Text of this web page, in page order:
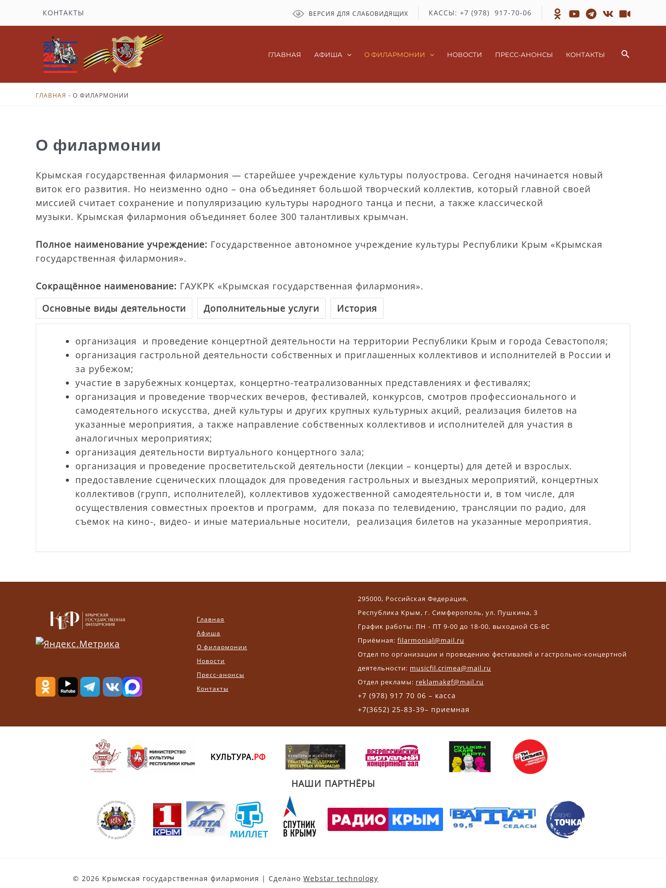
содержимому
КОНТАКТЫ ВЕРСИЯ ДЛЯ СЛАБОВИДЯЩИХ КАССЫ: +7 (978) 917-70-06
ГЛАВНАЯ АФИША О ФИЛАРМОНИИ НОВОСТИ ПРЕСС-АНОНСЫ КОНТАКТЫ Поиск
ГЛАВНАЯ - О ФИЛАРМОНИИ
О филармонии
Крымская государственная филармония — старейшее учреждение культуры полуострова. Сегодня начинается новый
виток его развития. Но неизменно одно – она объединяет большой творческий коллектив, который главной своей
миссией считает сохранение и популяризацию культуры народного танца и песни, а также классической
музыки. Крымская филармония объединяет более 300 талантливых крымчан.
Полное наименование учреждение: Государственное автономное учреждение культуры Республики Крым «Крымская
государственная филармония».
Сокращённое наименование: ГАУКРК «Крымская государственная филармония».
Основные виды деятельности
Дополнительные услуги История
организация и проведение концертной деятельности на территории Республики Крым и города Севастополя;
организация гастрольной деятельности собственных и приглашенных коллективов и исполнителей в России и
за рубежом;
участие в зарубежных концертах, концертно-театрализованных представлениях и фестивалях;
организация и проведение творческих вечеров, фестивалей, конкурсов, смотров профессионального и
самодеятельного искусства, дней культуры и других крупных культурных акций, реализация билетов на
указанные мероприятия, а также направление собственных коллективов и исполнителей для участия в
аналогичных мероприятиях;
организация деятельности виртуального концертного зала;
организация и проведение просветительской деятельности (лекции – концерты) для детей и взрослых.
предоставление сценических площадок для проведения гастрольных и выездных мероприятий, концертных
коллективов (групп, исполнителей), коллективов художественной самодеятельности и, в том числе, для
осуществления совместных проектов и программ, для показа по телевидению, трансляции по радио, для
съемок на кино-, видео- и иные материальные носители, реализация билетов на указанные мероприятия.
Главная
Афиша
О филармонии
Новости
Пресс-анонсы
Контакты
295000, Российская Федерация,
Республика Крым, г. Симферополь, ул. Пушкина, 3
График работы: ПН - ПТ 9-00 до 18-00, выходной СБ-ВС
Приёмная: filarmonial@mail.ru
Отдел по организации и проведению фестивалей и гастрольно-концертной
деятельности: musicfil.crimea@mail.ru
Отдел рекламы: reklamakgf@mail.ru
+7 (978) 917 70 06 – касса
+7(3652) 25-83-39– приемная
НАШИ ПАРТНЁРЫ
© 2026 Крымская государственная филармония | СделаноWebstar technology